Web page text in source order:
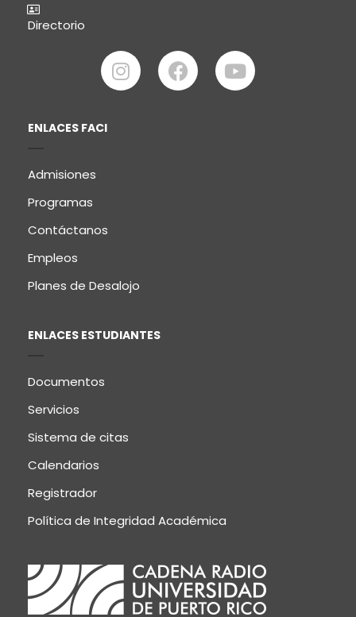
Directorio
ENLACES FACI
Admisiones
Programas
Contáctanos
Empleos
Planes de Desalojo
ENLACES ESTUDIANTES
Documentos
Servicios
Sistema de citas
Calendarios
Registrador
Política de Integridad Académica